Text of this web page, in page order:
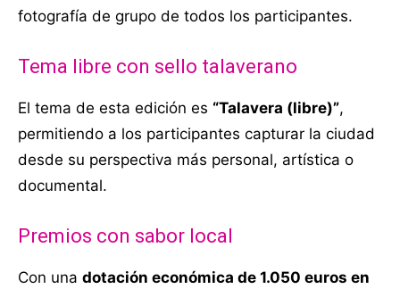
fotografía de grupo de todos los participantes.
Tema libre con sello talaverano
El tema de esta edición es “Talavera (libre)”,
permitiendo a los participantes capturar la ciudad
desde su perspectiva más personal, artística o
documental.
Premios con sabor local
Con una dotación económica de 1.050 euros en